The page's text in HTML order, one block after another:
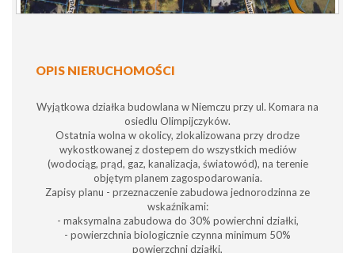
OPIS NIERUCHOMOŚCI
Wyjątkowa działka budowlana w Niemczu przy ul. Komara na
osiedlu Olimpijczyków.
Ostatnia wolna w okolicy, zlokalizowana przy drodze
wykostkowanej z dostepem do wszystkich mediów
(wodociąg, prąd, gaz, kanalizacja, światowód), na terenie
objętym planem zagospodarowania.
Zapisy planu - przeznaczenie zabudowa jednorodzinna ze
wskaźnikami:
- maksymalna zabudowa do 30% powierchni działki,
- powierzchnia biologicznie czynna minimum 50%
powierzchni działki,